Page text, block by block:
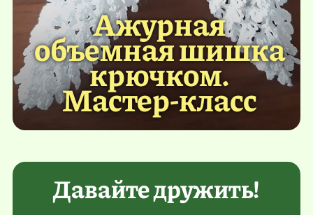
Ажурная
объемная шишка
крючком.
Мастер-класс
Давайте дружить!